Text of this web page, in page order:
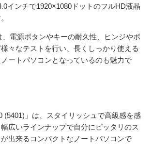
インチで1920×1080ドットのフルHD液晶
、電源ボタンやキーの耐久性、ヒンジやボ
々なテストを行い、長くしっかり使える
ートパソコンとなっているのも魅力で
(5401)」は、スタイリッシュで高級感を感
広いラインナップで自分にピッタリのス
出来るコンパクトなノートパソコンで